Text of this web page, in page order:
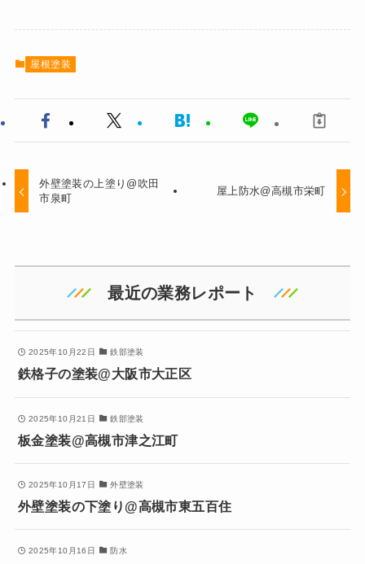
屋根塗装
外壁塗装の上塗り@吹田
市泉町
屋上防水@高槻市栄町
最近の業務レポート
2025年10月22日 鉄部塗装
鉄格子の塗装@大阪市大正区
2025年10月21日 鉄部塗装
板金塗装@高槻市津之江町
2025年10月17日 外壁塗装
外壁塗装の下塗り@高槻市東五百住
2025年10月16日 防水